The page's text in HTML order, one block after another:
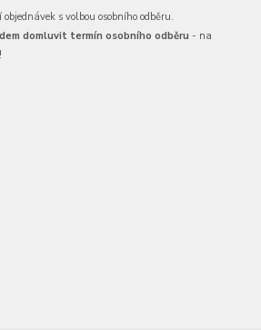
s volbou osobního odběru.
domluvit termín osobního odběru - na